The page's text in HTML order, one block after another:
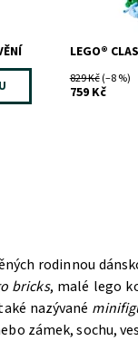
LEGO®
829 Kč(–8 %)
759 Kč
rodinnou
bricks, malé lego
nazývané
zámek, sochu,